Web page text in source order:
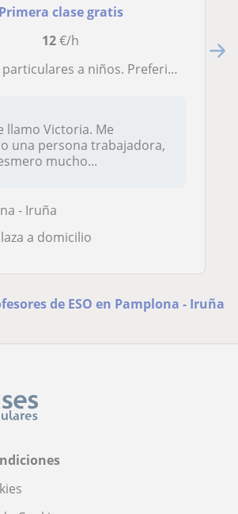
Primera clase gratis
12€/h
de repaso y apoyo a ESO Y PRIMARIA, pero puede ser cualquier asignatura concreta
llamo Victoria. Me
una persona trabajadora,
mucho...
- Iruña
a domicilio
de ESO en Pamplona - Iruña